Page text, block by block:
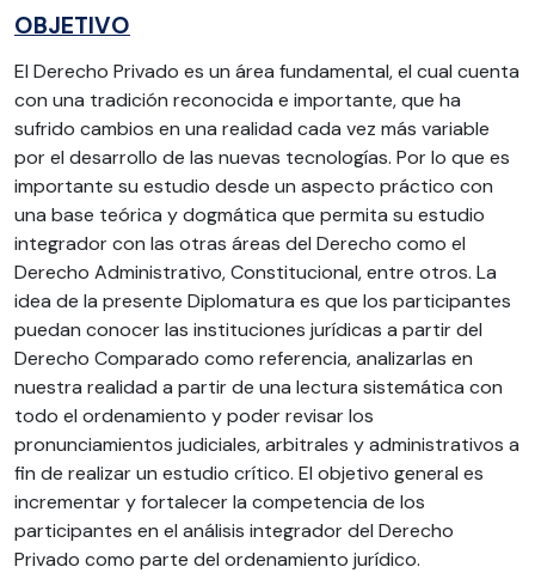
OBJETIVO
El Derecho Privado es un área fundamental, el cual cuenta
con una tradición reconocida e importante, que ha
sufrido cambios en una realidad cada vez más variable
por el desarrollo de las nuevas tecnologías. Por lo que es
importante su estudio desde un aspecto práctico con
una base teórica y dogmática que permita su estudio
integrador con las otras áreas del Derecho como el
Derecho Administrativo, Constitucional, entre otros. La
idea de la presente Diplomatura es que los participantes
puedan conocer las instituciones jurídicas a partir del
Derecho Comparado como referencia, analizarlas en
nuestra realidad a partir de una lectura sistemática con
todo el ordenamiento y poder revisar los
pronunciamientos judiciales, arbitrales y administrativos a
fin de realizar un estudio crítico. El objetivo general es
incrementar y fortalecer la competencia de los
participantes en el análisis integrador del Derecho
Privado como parte del ordenamiento jurídico.